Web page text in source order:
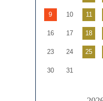
9 10 11
16 17 18
23 24 25
30 31